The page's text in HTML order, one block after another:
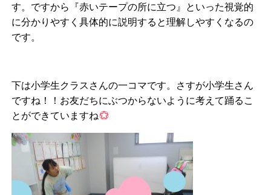
す。ですから『赤いテープの所に立つ』といった視覚的
に分かりやすく具体的に説明すると理解しやすくなるの
です。
下は小学生クラスさんの一コマです。さすが小学生さん
ですね！！お友だちにぶつからないように考えて踊るこ
とができていますね